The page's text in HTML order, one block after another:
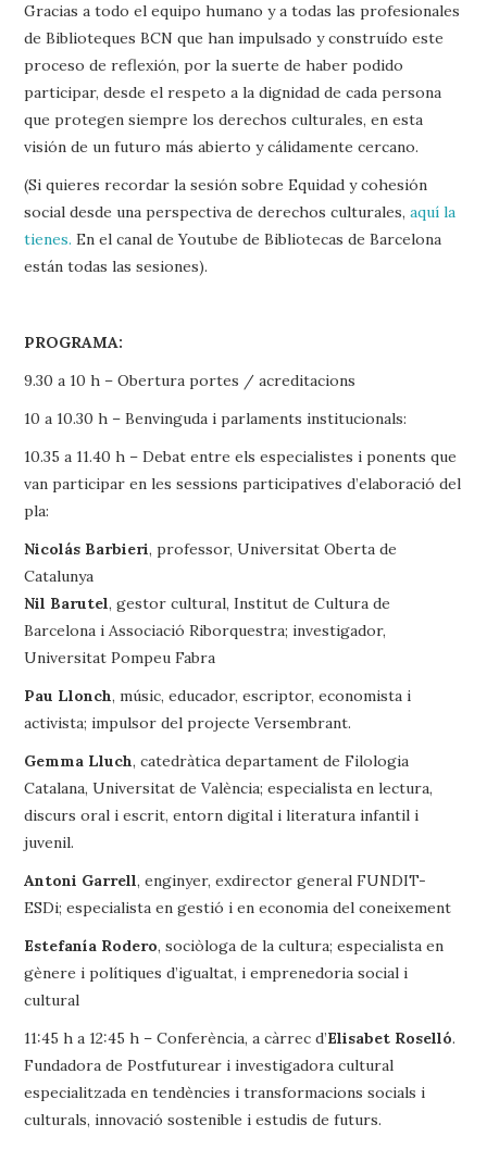
Gracias a todo el equipo humano y a todas las profesionales
de Biblioteques BCN que han impulsado y construído este
proceso de reflexión, por la suerte de haber podido
participar, desde el respeto a la dignidad de cada persona
que protegen siempre los derechos culturales, en esta
visión de un futuro más abierto y cálidamente cercano.
(Si quieres recordar la sesión sobre Equidad y cohesión
social desde una perspectiva de derechos culturales,aquí la
tienes. En el canal de Youtube de Bibliotecas de Barcelona
están todas las sesiones).
PROGRAMA:
9.30 a 10 h – Obertura portes / acreditacions
10 a 10.30 h – Benvinguda i parlaments institucionals:
10.35 a 11.40 h – Debat entre els especialistes i ponents que
van participar en les sessions participatives d’elaboració del
pla:
Nicolás Barbieri, professor, Universitat Oberta de
Catalunya
Nil Barutel, gestor cultural, Institut de Cultura de
Barcelona i Associació Riborquestra; investigador,
Universitat Pompeu Fabra
Pau Llonch, músic, educador, escriptor, economista i
activista; impulsor del projecte Versembrant.
Gemma Lluch, catedràtica departament de Filologia
Catalana, Universitat de València; especialista en lectura,
discurs oral i escrit, entorn digital i literatura infantil i
juvenil.
Antoni Garrell, enginyer, exdirector general FUNDIT-
ESDi; especialista en gestió i en economia del coneixement
Estefanía Rodero, sociòloga de la cultura; especialista en
gènere i polítiques d’igualtat, i emprenedoria social i
cultural
11:45 h a 12:45 h – Conferència, a càrrec d’Elisabet Roselló.
Fundadora de Postfuturear i investigadora cultural
especialitzada en tendències i transformacions socials i
culturals, innovació sostenible i estudis de futurs.